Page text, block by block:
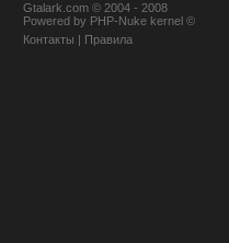
Gtalark.com © 2004 - 2008
Powered by PHP-Nuke kernel ©
Контакты | Правила